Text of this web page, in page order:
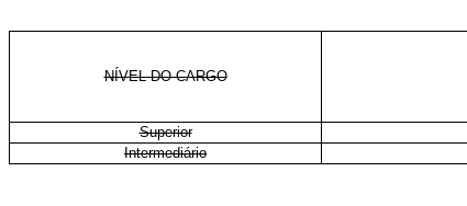
NÍVEL DO CARGO
Superior
Intermediário